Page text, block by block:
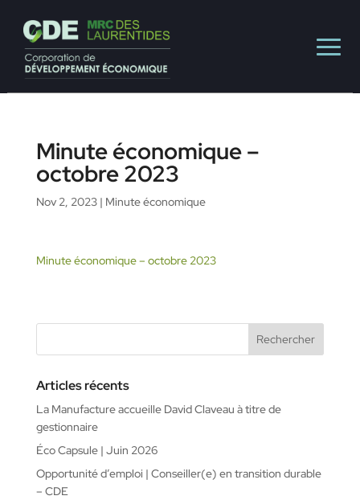
Minute économique –
octobre 2023
Nov 2, 2023| Minute économique
Minute économique – octobre 2023
Articles récents
La Manufacture accueille David Claveau à titre de
gestionnaire
Éco Capsule | Juin 2026
Opportunité d’emploi | Conseiller(e) en transition durable
– CDE